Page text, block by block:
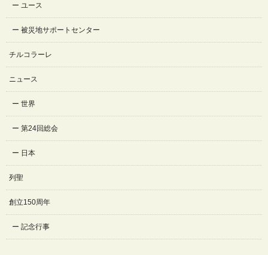
ユース
被災地サポートセンター
チルコラーレ
ニュース
世界
第24回総会
日本
列聖
創立150周年
記念行事